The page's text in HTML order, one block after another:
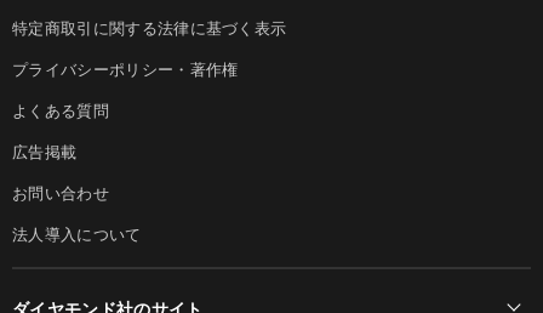
特定商取引に関する法律に基づく表示
プライバシーポリシー・著作権
よくある質問
広告掲載
お問い合わせ
法人導入について